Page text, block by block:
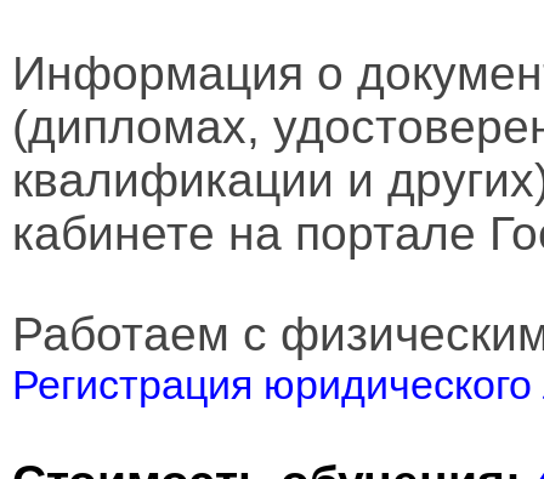
Информация о
(дипломах,
квалификации и
кабинете на портале
Работаем с
Регистрация